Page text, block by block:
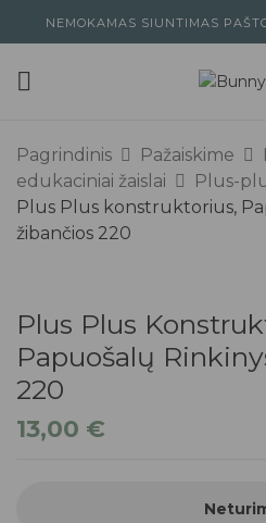
NEMOKAMAS SIUNTIMAS
Pagrindinis Pažaiskime
edukaciniai žaislai
Plus-
Plus Plus konstruktorius,
žibančios 220
Plus Plus
Papuošalų
220
13,00 €